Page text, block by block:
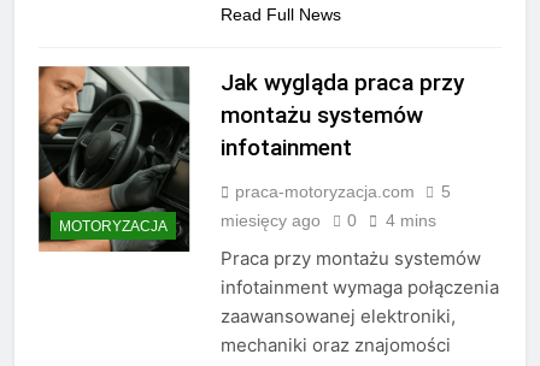
Read Full News
MOTORYZACJA
Jak wygląda praca przy
montażu systemów
infotainment
praca-motoryzacja.com
5
miesięcy ago
0 4 mins
Praca przy montażu systemów
infotainment wymaga połączenia
zaawansowanej elektroniki,
mechaniki oraz znajomości